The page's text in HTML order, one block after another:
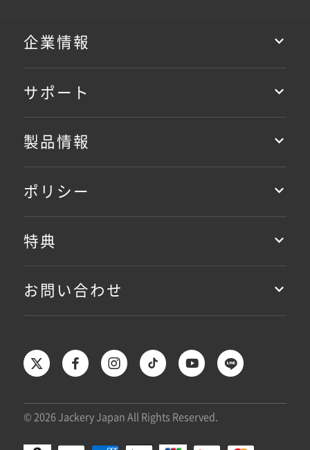
企業情報
サポート
製品情報
ポリシー
特典
お問い合わせ
© 2026 Jackery Japan All Rights Reserved.